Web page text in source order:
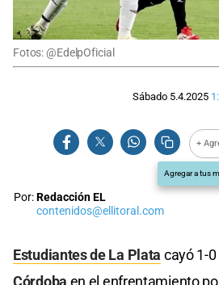
Fotos: @EdelpOficial
Sábado 5.4.2025
+
Agregar a tus
Por:Redacción EL
contenidos@ellitoral.com
Estudiantes de La Plata cayó 1-
Córdoba en el enfrentamiento